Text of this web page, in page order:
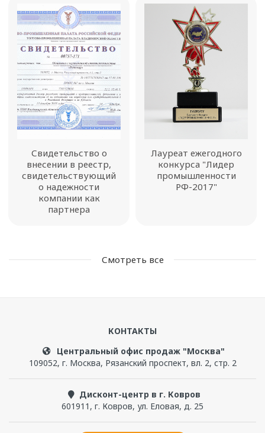
Свидетельство о
внесении в реестр,
свидетельствующий
о надежности
компании как
партнера
Лауреат ежегодного
конкурса "Лидер
промышленности
РФ-2017"
Смотреть все
КОНТАКТЫ
Центральный офис продаж "Москва"
109052, г. Москва, Рязанский проспект, вл. 2, стр. 2
Дисконт-центр в г. Ковров
601911 , г. Ковров, ул. Еловая, д. 25